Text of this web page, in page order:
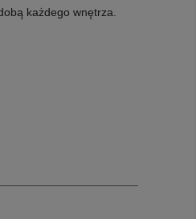
każdego wnętrza.